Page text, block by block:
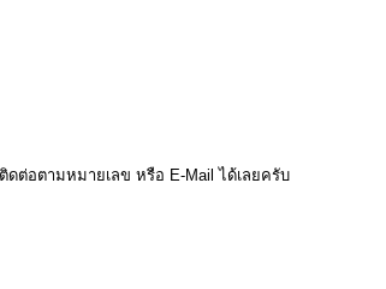
ดต่อตามหมายเลข หรือ E-Mail ได้เลยครับ